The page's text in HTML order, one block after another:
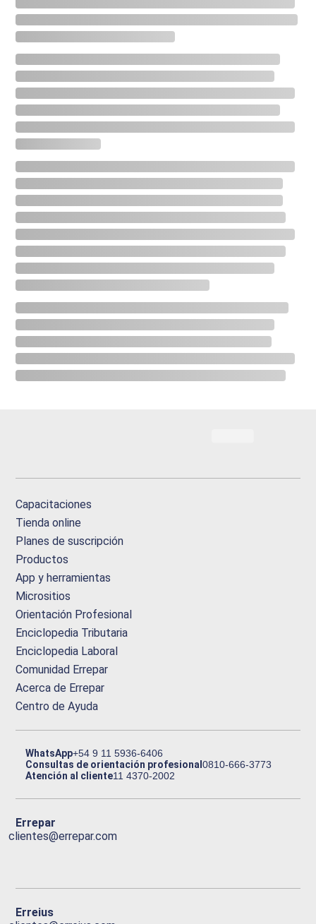
Capacitaciones
Tienda online
Planes de suscripción
Productos
App y herramientas
Micrositios
Orientación Profesional
Enciclopedia Tributaria
Enciclopedia Laboral
Comunidad Errepar
Acerca de Errepar
Centro de Ayuda
WhatsApp+54 9 11 5936-6406
Consultas de orientación profesional0810-666-3773
Atención al cliente11 4370-2002
Errepar
clientes@errepar.com
Erreius